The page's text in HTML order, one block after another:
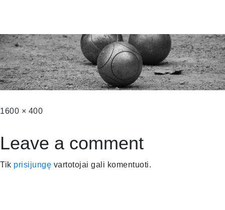
1600 × 400
Leave a comment
Tik prisijungę vartotojai gali komentuoti.